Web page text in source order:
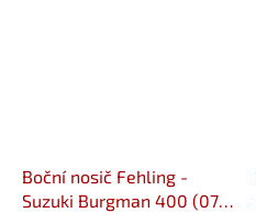
Boční nosič Fehling -
Suzuki Burgman 400 (07-